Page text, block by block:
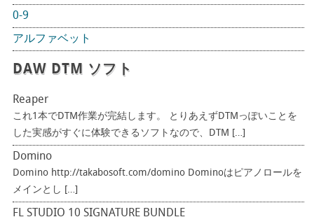
0-9
アルファベット
DAW DTM ソフト
Reaper
これ1本でDTM作業が完結します。 とりあえずDTMっぽいことを
した実感がすぐに体験できるソフトなので、DTM […]
Domino
Domino http://takabosoft.com/domino Dominoはピアノロールを
メインとし […]
FL STUDIO 10 SIGNATURE BUNDLE